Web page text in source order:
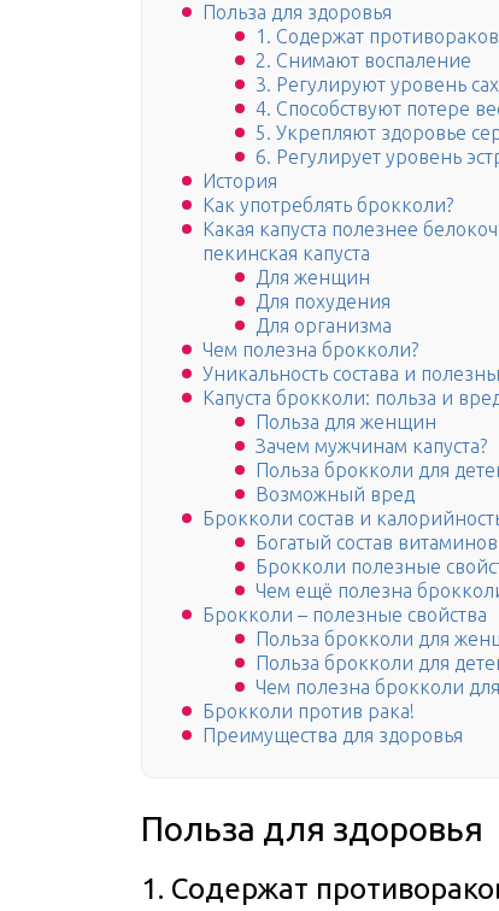
Польза для здоровья
1. Содержат
2. Снимают воспаление
3. Регулируют уровень
4. Способствуют потере
5. Укрепляют здоровье
6. Регулирует уровень
История
Как употреблять брокколи?
Какая капуста полезнее
пекинская капуста
Для женщин
Для похудения
Для организма
Чем полезна брокколи?
Уникальность состава и
Капуста брокколи: польза и
Польза для женщин
Зачем мужчинам капуста?
Польза брокколи для
Возможный вред
Брокколи состав и
Богатый состав
Брокколи полезные
Чем ещё полезна
Брокколи – полезные свойства
Польза брокколи для
Польза брокколи для
Чем полезна брокколи
Брокколи против рака!
Преимущества для здоровья
Польза для здоровья
1. Содержат